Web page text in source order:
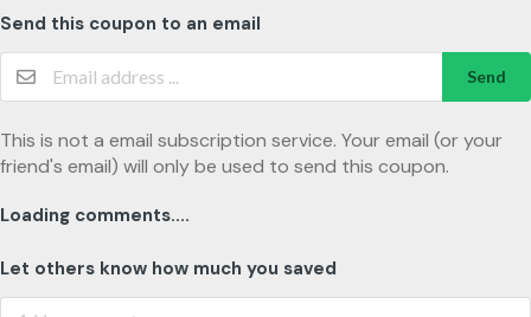
Send this coupon to an email
Send
This is not a email subscription service. Your email (or your
friend's email) will only be used to send this coupon.
Loading comments....
Let others know how much you saved